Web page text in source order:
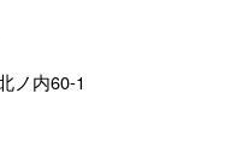
ノ内60-1